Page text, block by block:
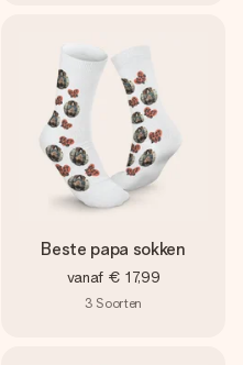
Beste papa sokken
vanaf € 17,99
3 Soorten